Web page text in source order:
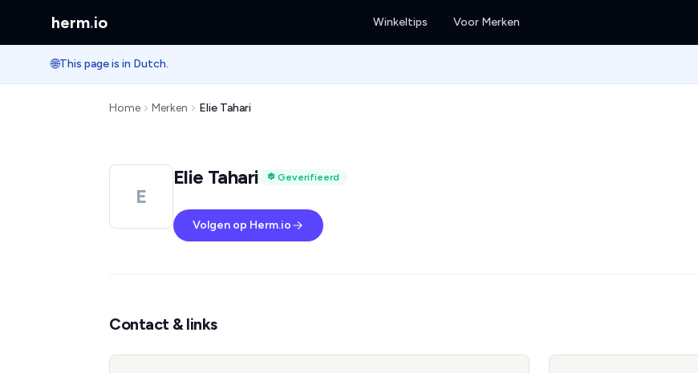
herm.io Winkeltips Voor Merken
🌐This page is in Dutch.
Home Merken Elie Tahari
E
Elie Tahari Geverifieerd
Volgen op Herm.io
Contact & links